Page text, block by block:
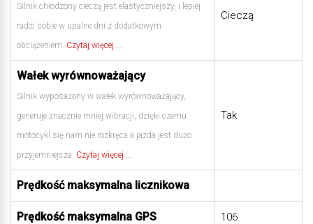
Silnik chłodzony cieczą jest elastyczniejszy, i lepiej
radzi sobie w upalne dni z dodatkowym
obciążeniem. Czytaj więcej ...
Cieczą
Wałek wyrównoważający
Silnik wyposażony w wałek wyrównoważający,
generuje znacznie mniej wibracji, dzięki czemu
motocykl się nam nie rozkręca a jazda jest dużo
przyjemniejsza. Czytaj więcej ...
Tak
Prędkość maksymalna licznikowa
Prędkość maksymalna GPS 106